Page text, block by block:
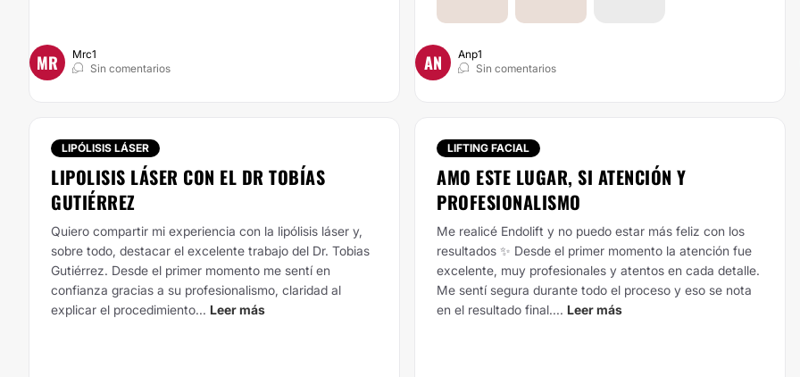
MR
Mrc1
Sin comentarios
AN
Anp1
Sin comentarios
LIPÓLISIS LÁSER
LIPOLISIS LÁSER CON EL DR TOBÍAS
GUTIÉRREZ
Quiero compartir mi experiencia con la lipólisis láser y,
sobre todo, destacar el excelente trabajo del Dr. Tobias
Gutiérrez. Desde el primer momento me sentí en
confianza gracias a su profesionalismo, claridad al
explicar el procedimiento... Leer más
LIFTING FACIAL
AMO ESTE LUGAR, SI ATENCIÓN Y
PROFESIONALISMO
Me realicé Endolift y no puedo estar más feliz con los
resultados ✨ Desde el primer momento la atención fue
excelente, muy profesionales y atentos en cada detalle.
Me sentí segura durante todo el proceso y eso se nota
en el resultado final.... Leer más